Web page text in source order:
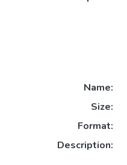
Name:
Size:
Format:
Description: